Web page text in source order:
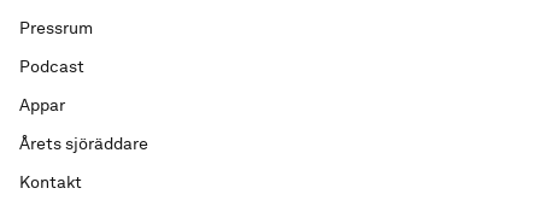
Pressrum
Podcast
Appar
Årets sjöräddare
Kontakt